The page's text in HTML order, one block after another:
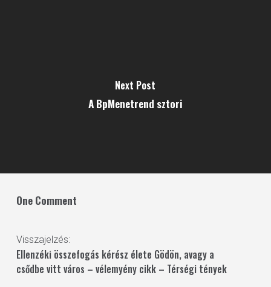
Next Post
A BpMenetrend sztori
One Comment
Visszajelzés:
Ellenzéki összefogás kérész élete Gödön, avagy a
csődbe vitt város – vélemyény cikk – Térségi tények